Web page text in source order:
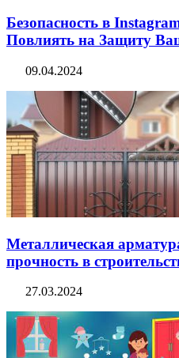
Безопасность в
Повлиять на Защиту
09.04.2024
Металлическая
прочность в
27.03.2024